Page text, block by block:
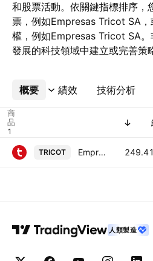
和股票活動。依關鍵指標排序，
票，例如Empresas Tricot SA
權，例如Empresas Tricot SA。
發展的科技領域中建立或完善策
概要 績效 技術分析
更多
商
品
TRICOT Empresas Tricot SA
人類製造